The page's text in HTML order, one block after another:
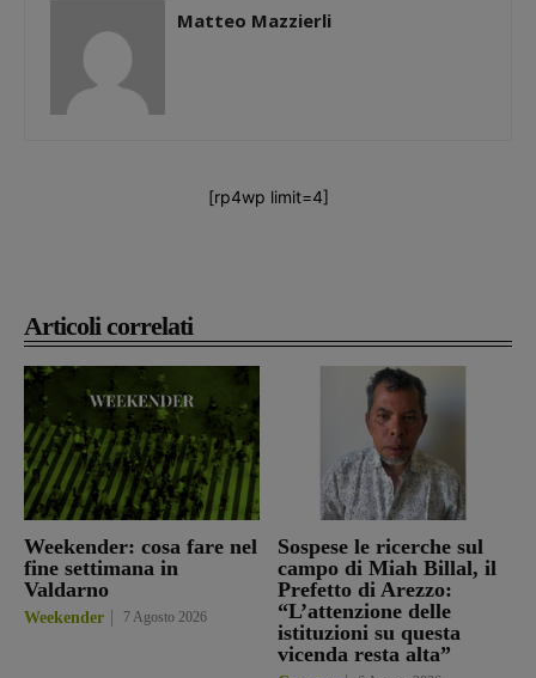
Articoli correlati
Weekender: cosa fare nel
fine settimana in
Valdarno
Weekender 7 Agosto 2026
Sospese le ricerche sul
campo di Miah Billal, il
Prefetto di Arezzo:
“L’attenzione delle
istituzioni su questa
vicenda resta alta”
Matteo Mazzierli
[rp4wp limit=4]